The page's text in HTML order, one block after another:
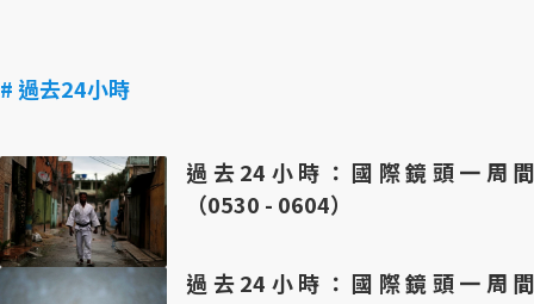
# 過去24小時
過去24小時：國際鏡頭一周間
（0530 - 0604）
過去24小時：國際鏡頭一周間